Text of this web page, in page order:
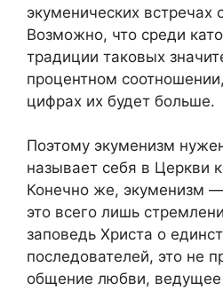
экуменических встречах
Возможно, что среди
традиции таковых
процентном
цифрах их будет больше.
Поэтому экуменизм
называет себя в Церкви
Конечно же, экуменизм —
это всего лишь
заповедь Христа о
последователей, это не
общение любви,